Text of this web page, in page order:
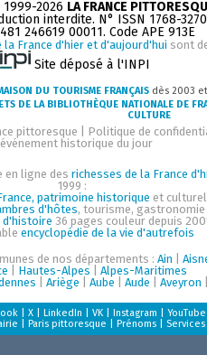
2026 LA FRANCE
interdite. N° ISSN 1768-
246619 00011. Code APE 913E
la France d'hier et d'aujourd'hui sont
Site déposé à l'INPI
DU TOURISME FRANÇAIS dès 2003
DE LA BIBLIOTHÈQUE NATIONALE DE
CULTURE
pittoresque
Politique de
historique du jour
en ligne des richesses de la France
1999 :
patrimoine historique et
d'hôtes, tourisme, gastronomie
d'histoire 36 pages couleur depuis
encyclopédie de la vie d'autrefois
de nos départements :Ain |
Hautes-Alpes
Alpes-Maritimes
|Ariège |Aube |Aude |Aveyron
|X |LinkedIn |VK |Instagram |YouTube
|Paris pittoresque |Prénoms Services